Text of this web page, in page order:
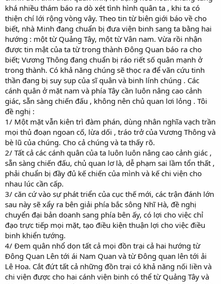
khá nhiều thám báo ra dò xét tình hình quân ta , khi ta có
thiện chí lới rộng vòng vây. Theo tin từ biên giới báo về cho
biết, nhà Minh đang chuẩn bị đưa viện binh sang ta bằng hai
hướng : một từ Quảng Tây, một từ Vân nam. Vừa rồi nhận
được tin mật của ta từ trong thành Đông Quan báo ra cho
biết; Vương Thông đang chuẩn bị ráo riết số quân mạnh ở
trong thành. Có khả năng chúng sẽ thọc ra để vãn cứu tinh
thần đang bị suy sụp của sĩ quân và binh lính chúng . Các
cánh quân ở mặt nam và phía Tây cần luôn nâng cao cảnh
giác, sẵn sàng chiến đấu , không nên chủ quan lơi lỏng . Tôi
đề nghị :
1/ Một mặt vẫn kiên trì đàm phán, dùng nhân nghĩa vạch trần
mọi thủ đoạn ngoan cố, lừa dối , tráo trở của Vương Thông và
bè lũ của chúng. Cho cả chúng và ta thấy rõ.
2/ Tất cả các cánh quân của ta luôn luôn nâng cao cảnh giác ,
sẵn sàng chiến đấu, chủ quan lơ là, dễ phạm sai lầm tổn thất ,
phải chuẩn bị đầy đủ kế chiến của mình và kế chi viện cho
nhau lúc cần cấp.
3/ căn cứ vào sự phát triển của cục thế mới, các trận đánh lớn
sau này sẽ xẩy ra bên giải phía bắc sông Nhĩ Hà, đề nghị
chuyển đại bản doanh sang phía bên ấy, có lợi cho việc chỉ
đạo trực tiếp mọi mặt, tạo điều kiện thuận lợi cho việc điều
binh khiển tướng.
4/ Đem quân nhổ dọn tất cả mọi đồn trại cả hai hướng từ
Đông Quan Lên tới ái Nam Quan và từ Đông quan lên tới ải
Lê Hoa. Cắt đứt tất cả những đồn trại có khả năng nối liền và
chi viện được cho hai cánh viện binh có thể từ Quảng Tây và